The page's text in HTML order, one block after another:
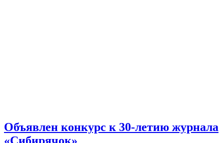
Объявлен конкурс к 30-летию журнала